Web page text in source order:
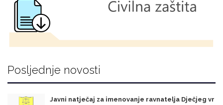
Posljednje novosti
Javni natječaj za imenovanje ravnatelja Dječjeg vr